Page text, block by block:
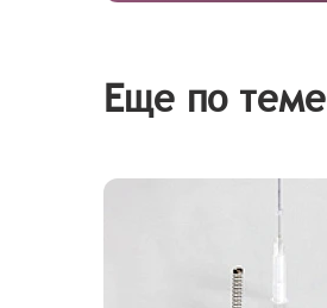
Еще по теме